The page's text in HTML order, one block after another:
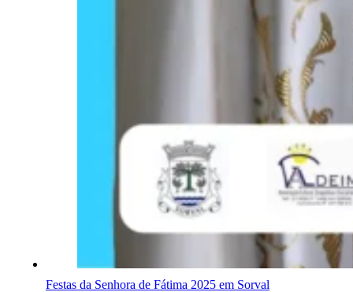
Festas da Senhora de Fátima 2025 em Sorval